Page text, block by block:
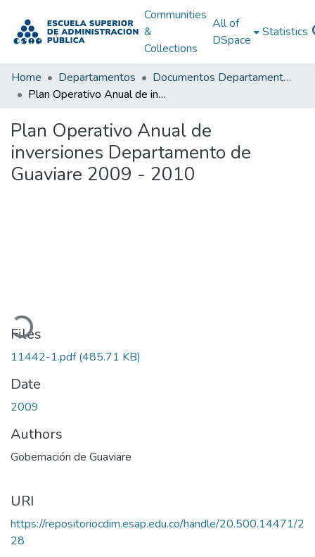
Communities
&
Collections
All of
DSpace
Statistics
Home Departamentos
Documentos Departamentales
Plan Operativo Anual de inversiones Departamento de Guaviare 2009 - 2010
Plan Operativo Anual de
inversiones Departamento de
Guaviare 2009 - 2010
Files
11442-1.pdf(485.71 KB)
Date
2009
Authors
Gobernación de Guaviare
URI
https://repositoriocdim.esap.edu.co/handle/20.500.14471/2
28